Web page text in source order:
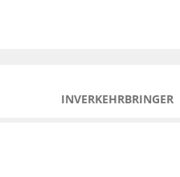
INVERKEHRBRINGER